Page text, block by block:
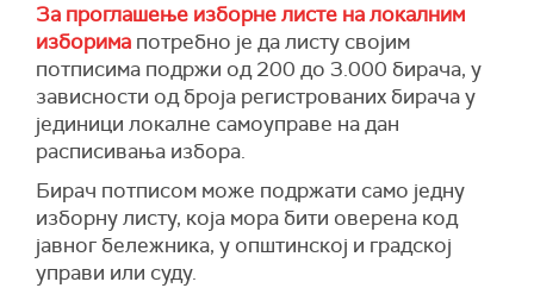
За проглашење изборне листе на локалним
изборима потребно је да листу својим
потписима подржи од 200 до 3.000 бирача, у
зависности од броја регистрованих бирача у
јединици локалне самоуправе на дан
расписивања избора.
Бирач потписом може подржати само једну
изборну листу, која мора бити оверена код
јавног бележника, у општинској и градској
управи или суду.